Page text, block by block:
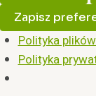
Zapisz
Polityka
Polityka